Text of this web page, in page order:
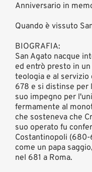
Anniversario in
Quando è vissuto
BIOGRAFIA:
San Agato nacque
ed entrò presto in
teologia e al servizio
678 e si distinse per
suo impegno per
fermamente al
che sosteneva che
suo operato fu
Costantinopoli (680-
come un papa
nel 681 a Roma.